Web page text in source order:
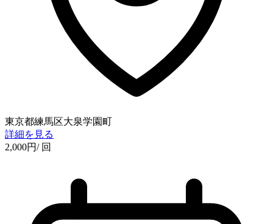
東京都練馬区大泉学園町
詳細を見る
2,000円/ 回